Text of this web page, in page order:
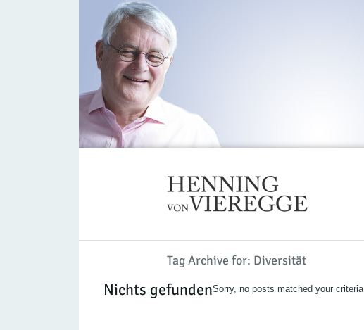
Tag Archive for: Diversität
Nichts gefundenSorry, no posts matched your criteria